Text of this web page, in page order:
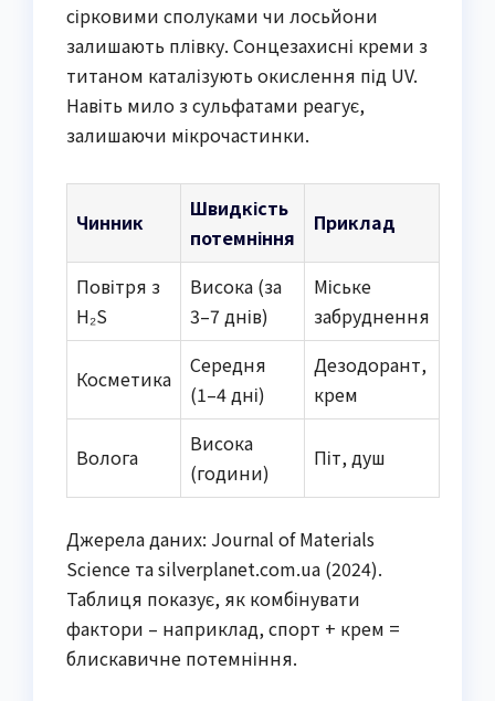
сірковими сполуками чи лосьйони
залишають плівку. Сонцезахисні креми з
титаном каталізують окислення під UV.
Навіть мило з сульфатами реагує,
залишаючи мікрочастинки.
Чинник
Швидкість
потемніння
Приклад
Повітря з
H₂S
Висока (за
3–7 днів)
Міське
забруднення
Косметика
Середня
(1–4 дні)
Дезодорант,
крем
Волога
Висока
(години)
Піт, душ
Джерела даних: Journal of Materials
Science та silverplanet.com.ua (2024).
Таблиця показує, як комбінувати
фактори – наприклад, спорт + крем =
блискавичне потемніння.